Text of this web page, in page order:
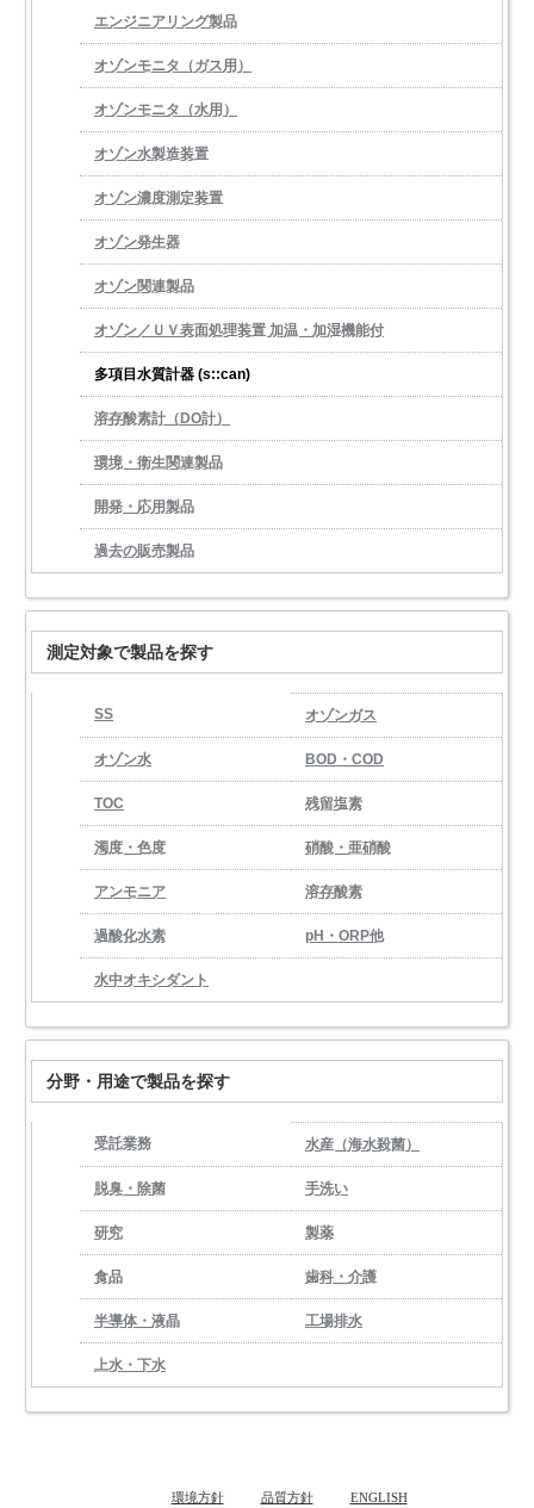
エンジニアリング製品
オゾンモニタ（ガス用）
オゾンモニタ（水用）
オゾン水製造装置
オゾン濃度測定装置
オゾン発生器
オゾン関連製品
オゾン／ＵＶ表面処理装置 加温・加湿機能付
多項目水質計器 (s::can)
溶存酸素計（DO計）
環境・衛生関連製品
開発・応用製品
過去の販売製品
測定対象で製品を探す
SS オゾンガス
オゾン水 BOD・COD
TOC 残留塩素
濁度・色度 硝酸・亜硝酸
アンモニア 溶存酸素
過酸化水素 pH・ORP他
水中オキシダント
分野・用途で製品を探す
受託業務 水産（海水殺菌）
脱臭・除菌 手洗い
研究 製薬
食品 歯科・介護
半導体・液晶 工場排水
上水・下水
環境方針 品質方針 ENGLISH